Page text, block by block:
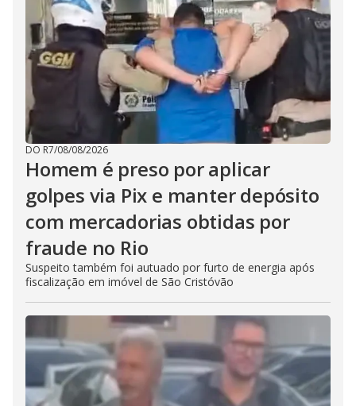
DO R7/08/08/2026
Homem é preso por aplicar
golpes via Pix e manter depósito
com mercadorias obtidas por
fraude no Rio
Suspeito também foi autuado por furto de energia após
fiscalização em imóvel de São Cristóvão